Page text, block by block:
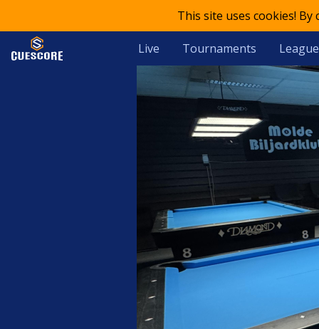
This site uses cookies!
Live Tournaments